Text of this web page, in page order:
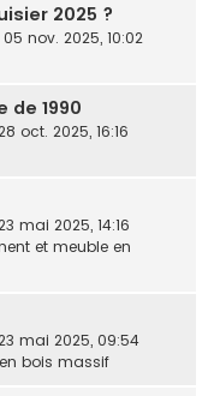
2025 ?
05 nov. 2025, 10:02
de 1990
oct. 2025, 16:16
mai 2025, 14:16
et meuble en
mai 2025, 09:54
bois massif